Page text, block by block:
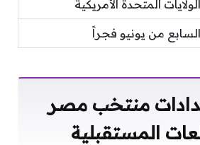
الولايات المتحدة الأمريكية
السابع من يونيو فجراً
منتخب مصر
المستقبلية